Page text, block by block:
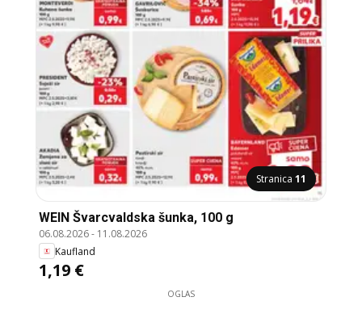
Stranica 11
WEIN Švarcvaldska šunka, 100 g
06.08.2026- 11.08.2026
Kaufland
1,19 €
OGLAS